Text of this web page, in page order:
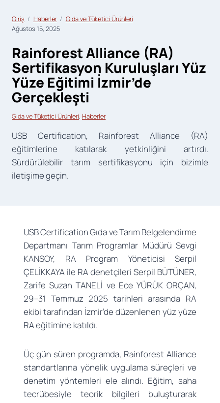
Giriş Haberler
Gıda ve Tüketici Ürünleri
Ağustos 15, 2025
Rainforest Alliance (RA)
Sertifikasyon Kuruluşları Yüz
Yüze Eğitimi İzmir’de
Gerçekleşti
Gıda ve Tüketici Ürünleri, Haberler
USB Certification, Rainforest Alliance (RA)
eğitimlerine katılarak yetkinliğini artırdı.
Sürdürülebilir tarım sertifikasyonu için bizimle
iletişime geçin.
USB Certification Gıda ve Tarım Belgelendirme
Departmanı Tarım Programlar Müdürü Sevgi
KANSOY, RA Program Yöneticisi Serpil
ÇELİKKAYA ile RA denetçileri Serpil BÜTÜNER,
Zarife Suzan TANELİ ve Ece YÜRÜK ORÇAN,
29–31 Temmuz 2025 tarihleri arasında RA
ekibi tarafından İzmir’de düzenlenen yüz yüze
RA eğitimine katıldı.
Üç gün süren programda, Rainforest Alliance
standartlarına yönelik uygulama süreçleri ve
denetim yöntemleri ele alındı. Eğitim, saha
tecrübesiyle teorik bilgileri buluşturarak